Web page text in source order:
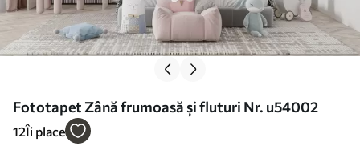
Fototapet Zână frumoasă și fluturi Nr. u54002
12Îi place